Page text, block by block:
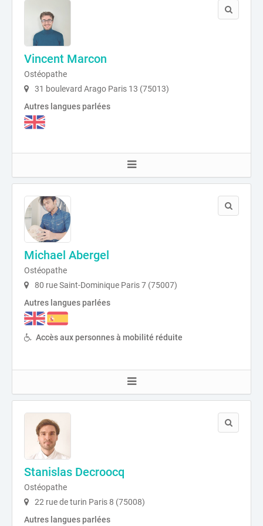
Vincent Marcon
Ostéopathe
31 boulevard Arago Paris 13 (75013)
Autres langues parlées
Michael Abergel
Ostéopathe
80 rue Saint-Dominique Paris 7 (75007)
Autres langues parlées
Accès aux personnes à mobilité réduite
Stanislas Decroocq
Ostéopathe
22 rue de turin Paris 8 (75008)
Autres langues parlées